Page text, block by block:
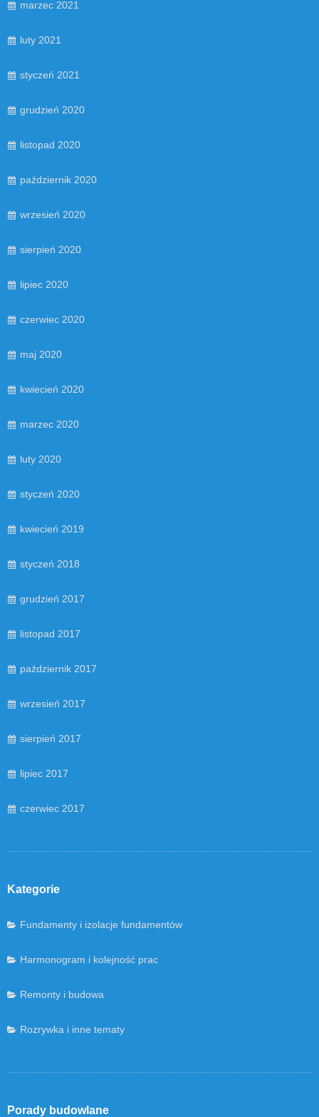
marzec 2021
luty 2021
styczeń 2021
grudzień 2020
listopad 2020
październik 2020
wrzesień 2020
sierpień 2020
lipiec 2020
czerwiec 2020
maj 2020
kwiecień 2020
marzec 2020
luty 2020
styczeń 2020
kwiecień 2019
styczeń 2018
grudzień 2017
listopad 2017
październik 2017
wrzesień 2017
sierpień 2017
lipiec 2017
czerwiec 2017
Kategorie
Fundamenty i izolacje fundamentów
Harmonogram i kolejność prac
Remonty i budowa
Rozrywka i inne tematy
Porady budowlane